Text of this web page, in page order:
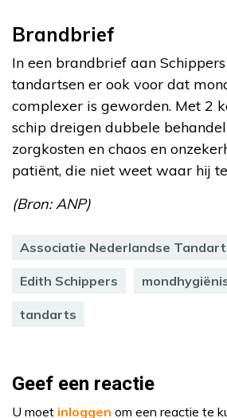
Brandbrief
In een brandbrief aan
tandartsen er ook voor dat
complexer is geworden. Met 2
schip dreigen dubbele
zorgkosten en chaos en
patiënt, die niet weet waar hij
(Bron: ANP)
Associatie Nederlandse
Edith Schippers
tandarts
Geef een reactie
U moet inloggen om een reactie te